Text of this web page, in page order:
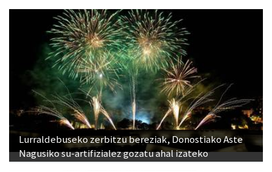
Lurraldebuseko zerbitzu bereziak, Donostiako Aste
Nagusiko su-artifizialez gozatu ahal izateko